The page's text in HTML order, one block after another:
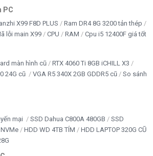
PC
X99 F8D PLUS
Ram DR4 8G 3200 tản thép
lỗi main X99 CPU RAM Cpu i5 12400F giá tốt
màn hình cũ
RTX 4060 Ti 8GB iCHILL X3
24G cũ VGA R5 340X 2GB GDDR5 cũ
So sánh
mại SSD Dahua C800A 480GB
SSD
HDD WD 4TB TÍM
HDD LAPTOP 320G CŨ